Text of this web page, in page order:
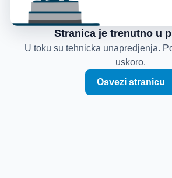
Stranica je trenutno u
U toku su tehnicka unapredjenja.
uskoro.
Osvezi stranicu